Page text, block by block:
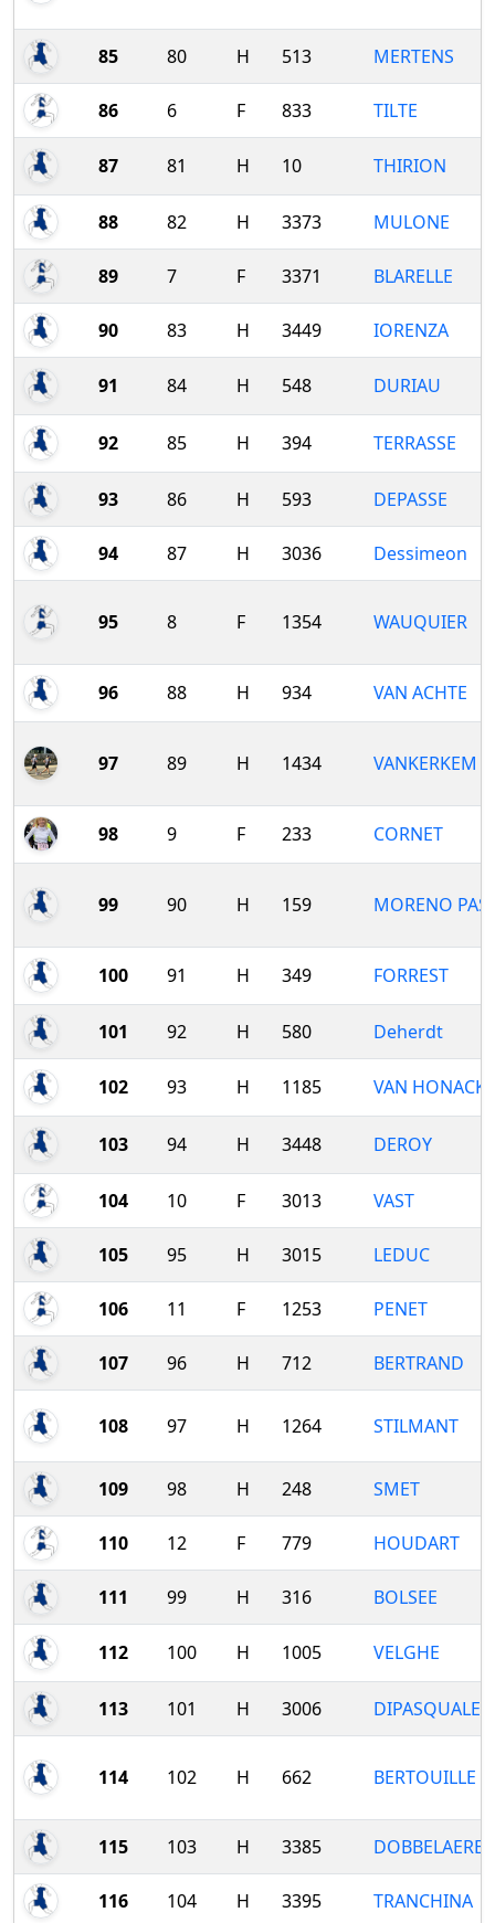
85 80 H 513 MERTENS
86 6 F 833 TILTE
87 81 H 10 THIRION
88 82 H 3373 MULONE
89 7 F 3371 BLARELLE
90 83 H 3449 IORENZA
91 84 H 548 DURIAU
92 85 H 394 TERRASSE
93 86 H 593 DEPASSE
94 87 H 3036 Dessimeon
95 8 F 1354 WAUQUIER
96 88 H 934 VAN ACHTE
97 89 H 1434 VANKERKEM
98 9 F 233 CORNET
99 90 H 159 MORENO
100 91 H 349 FORREST
101 92 H 580 Deherdt
102 93 H 1185 VAN
103 94 H 3448 DEROY
104 10 F 3013 VAST
105 95 H 3015 LEDUC
106 11 F 1253 PENET
107 96 H 712 BERTRAND
108 97 H 1264 STILMANT
109 98 H 248 SMET
110 12 F 779 HOUDART
111 99 H 316 BOLSEE
112 100 H 1005 VELGHE
113 101 H 3006 DIPASQUALE
114 102 H 662 BERTOUILLE
115 103 H 3385 DOBBELAERE
116 104 H 3395 TRANCHINA